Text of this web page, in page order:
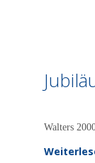
Walters